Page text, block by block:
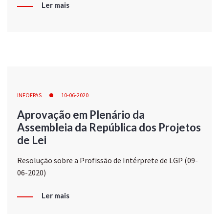
Ler mais
INFOFPAS 10-06-2020
Aprovação em Plenário da
Assembleia da República dos Projetos
de Lei
Resolução sobre a Profissão de Intérprete de LGP (09-
06-2020)
Ler mais